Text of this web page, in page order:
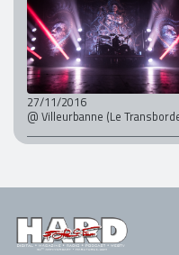
27/11/2016
@ Villeurbanne (Le